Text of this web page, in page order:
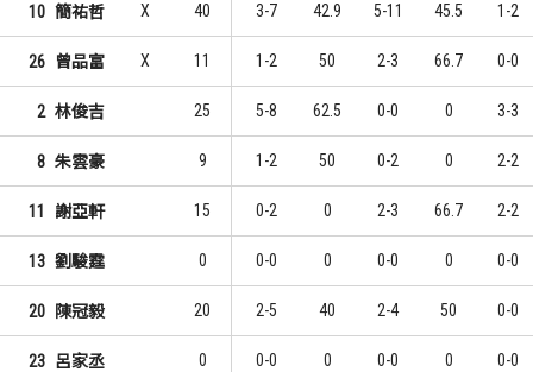
10 簡祐哲 X 40 3-7 42.9 5-11 45.5 1-2
26 曾品富 X 11 1-2 50 2-3 66.7 0-0
2 林俊吉 25 5-8 62.5 0-0 0 3-3
8 朱雲豪 9 1-2 50 0-2 0 2-2
11 謝亞軒 15 0-2 0 2-3 66.7 2-2
13 劉駿霆 0 0-0 0 0-0 0 0-0
20 陳冠毅 20 2-5 40 2-4 50 0-0
23 呂家丞 0 0-0 0 0-0 0 0-0